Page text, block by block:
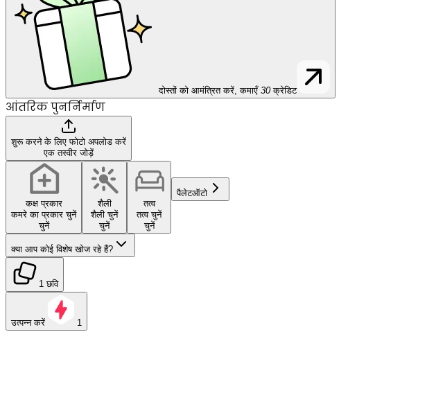
दोस्तों को आमंत्रित करें, कमाएँ 30 क्रेडिट
आंतरिक पुनर्निर्माण
शुरू करने के लिए फोटो अपलोड करें
एक तस्वीर जोड़ें
कक्ष प्रकार
कमरे का प्रकार चुनें
चुनें
शैली
शैली चुनें
चुनें
तत्व
तत्व चुनें
चुनें
पैलेटऑटो
क्या आप कोई विशेष खोज रहे हैं?
1 छवि
उत्पन्न करें 1